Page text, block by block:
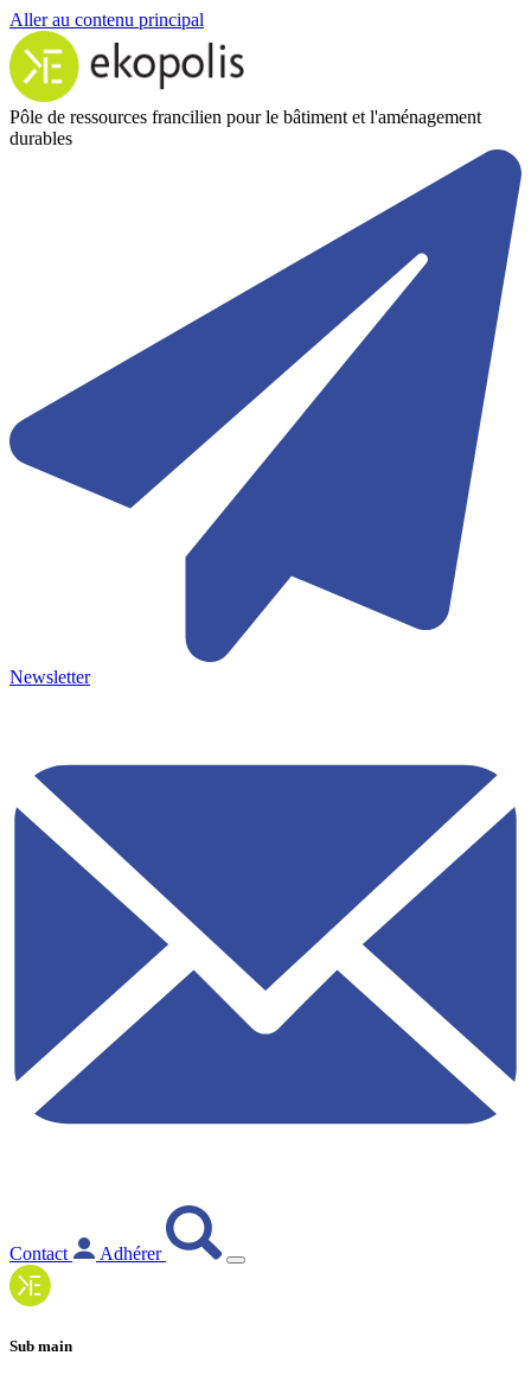
Aller au contenu principal
Pôle de ressources francilien pour le bâtiment et l'aménagement
durables
Newsletter
Contact Adhérer
Sub main